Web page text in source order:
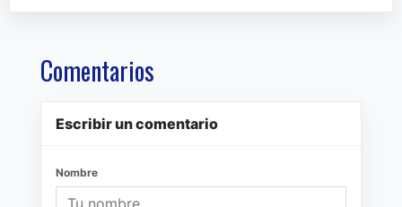
Comentarios
Escribir un comentario
Nombre